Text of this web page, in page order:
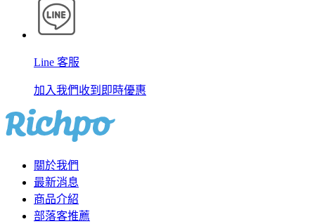
Line 客服
加入我們收到即時優惠
關於我們
最新消息
商品介紹
部落客推薦